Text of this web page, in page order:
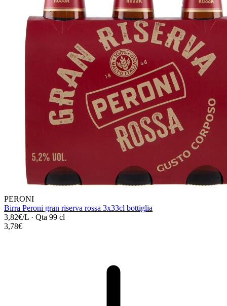
PERONI
Birra Peroni gran riserva rossa 3x33cl bottiglia
3,82€/L · Qta 99 cl
3,78€